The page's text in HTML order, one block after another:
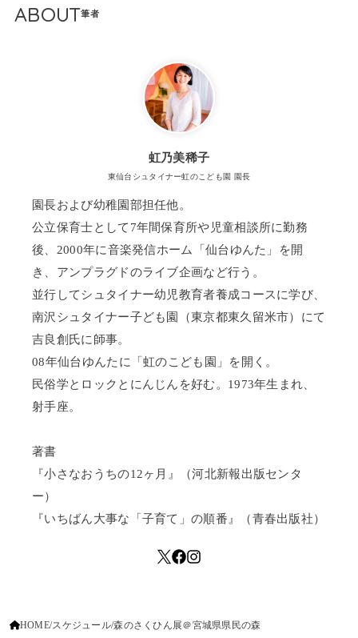
ABOUT
虹乃美稀子
東仙台シュタイナー虹のこども園 園長
園長および幼稚園部担任他。
公立保育士として7年間保育所や児童相談所に勤務
後、2000年に音楽発信ホーム「仙台ゆんた」を開
き、アンプラグドのライブ企画など行う。
並行してシュタイナー幼児教育者養成コースに学び、
南沢シュタイナー子ども園（東京都東久留米市）にて
吉良創氏に師事。
08年仙台ゆんたに「虹のこども園」を開く。
民俗学とロックとにんじんを好む。1973年生まれ、
射手座。
著書
『小さなおうちの12ヶ月』（河北新報出版センタ
ー）
『いちばん大事な「子育て」の順番』（青春出版社）
HOME スケジュール 森のさくひん展＠宮城県県民の森